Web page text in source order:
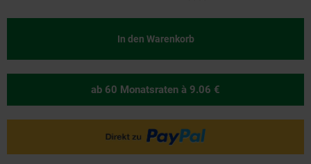
In den Warenkorb
ab 60 Monatsraten à 9.06 €